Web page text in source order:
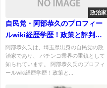
政治家
自民党・阿部恭久のプロフィー
ルwiki経歴学歴！政策と評判、
妻や子供についても！
阿部恭久氏は、埼玉県出身の自民党の政
治家であり、 パチンコ業界の重鎮として
知られています。 阿部恭久氏のプロフィ
ールwiki経歴学歴！政策と...